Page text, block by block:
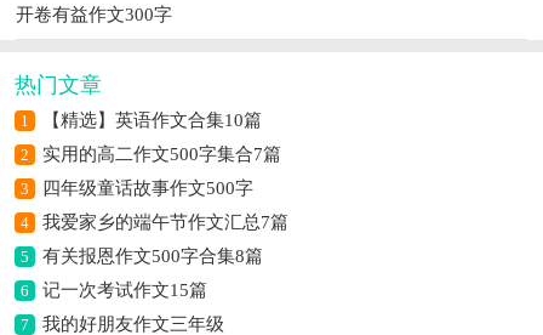
开卷有益作文300字
热门文章
1 【精选】英语作文合集10篇
2 实用的高二作文500字集合7篇
3 四年级童话故事作文500字
4 我爱家乡的端午节作文汇总7篇
5 有关报恩作文500字合集8篇
6 记一次考试作文15篇
7 我的好朋友作文三年级